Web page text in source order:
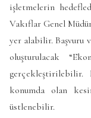
işletmelerin
Vakıflar Genel
yer alabilir. Başvuru
oluşturulacak
gerçekleştirilebilir.
konumda olan
üstlenebilir.